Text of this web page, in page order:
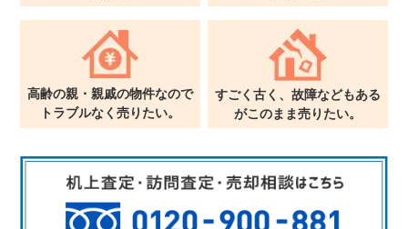
高齢の親・親戚の物件なので
トラブルなく売りたい。
すごく古く、故障などもある
がこのまま売りたい。